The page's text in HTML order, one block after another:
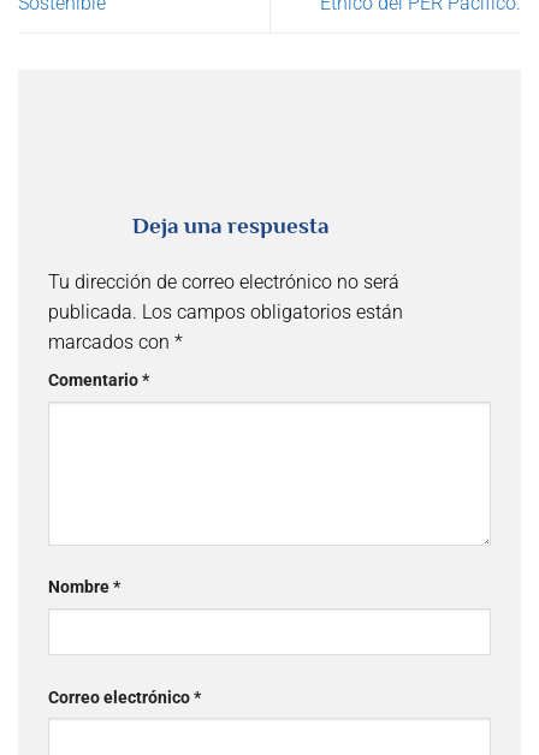
Deja una respuesta
Tu dirección de correo electrónico no será
publicada. Los campos obligatorios están
marcados con *
Comentario*
Nombre*
Correo electrónico*